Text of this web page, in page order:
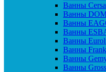
Ванны
Ванны
Ванны
Ванны
Ванны
Ванны Frank
Ванны
Ванны